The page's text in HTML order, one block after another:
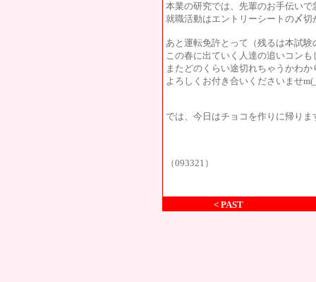
本業の研究では、先輩のお手伝い
就職活動はエントリーシートの〆
あと運転免許とって（残るは本試験
この春に出ていく人達の追いコン
またどのくらい途切れちゃうかわか
よろしくお付き合いくださいませ
では、今日はチョコを作りに帰りま
（093321）
< PAST